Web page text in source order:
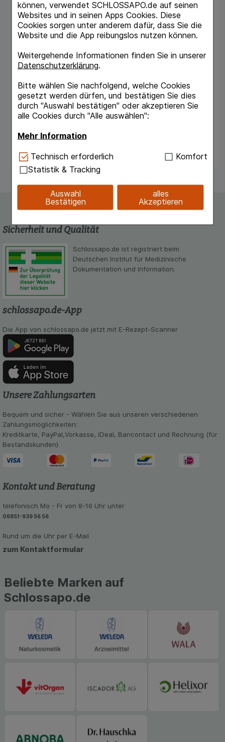
können, verwendet SCHLOSSAPO.de auf seinen
Websites und in seinen Apps Cookies. Diese
Cookies sorgen unter anderem dafür, dass Sie die
Website und die App reibungslos nutzen können.
Weitergehende Informationen finden Sie in unserer
Datenschutzerklärung.
Bitte wählen Sie nachfolgend, welche Cookies
gesetzt werden dürfen, und bestätigen Sie dies
durch "Auswahl bestätigen" oder akzeptieren Sie
alle Cookies durch "Alle auswählen":
Mehr Information
Technisch Notwendig:Hierbei handelt es sich um
Cookies, die für die Grundfunktionen unserer
Website notwendig sind (z.B. Navigation,
Warenkorb, Kundenkonto), weshalb auf diese nicht
verzichtet werden kann.
Einkaufserlebnis noch ansprechender zu gestalten,
beispielsweise für die Wiedererkennung des
Besuchers oder unsere Seite an bevorzugte
Verhaltensweisen (z.B. Spracheinstellung)
anzupassen. Komfort-Cookies ermöglichen es uns
auch auf Ihre Bedürfnisse zugeschrittene Inhalte
anzuzeigen und unser Partnerprogramm zu
betreiben.
Statistik & Tracking:
Informationen über die Art und Weise der Nutzung
unserer Website sammeln, mit deren Hilfe wir
unsere Website weiter für Sie optimieren können,
den Inhalt auf unserer Website aber auch die
Werbung auf Drittseiten möglichst relevant für Sie
zu gestalten. Bitte beachten Sie, dass Daten
hierfür teilweise an Dritte wie z.B. Google oder
soziale Medien übertragen werden.
Technisch erforderlich
Komfort
Statistik & Tracking
Auswahl
Bestätigen
alles
Akzeptieren
Soweit nicht anders verordnet, Erwachsene
und Kinder ab 12 Jahre 1- bis 3-mal
wöchentlich bis 1-mal täglich 1 ml subcutan
injizieren. Dauer der Anwendung Die
Behandlung einer akuten Erkrankung sollte nach
2 Wochen abgeschlossen sein. Tritt innerhalb
dieser Zeit keine Besserung ein, ist ein Arzt
aufzusuchen. Die Behandlung von chronischen
Krankheiten erfordert eine Absprache mit dem
Arzt.
Nebenwirkungen
Milchprotein und kann deshalb allergische
Sicherheit und Qualität
Schlossapo.de ist registriert beim
Deutschen Institut für Medizinische
Dokumentation und Information.
schlossapo.de-App
Die App von schlossapo.de jetzt mit E-Rezept-Scanner
Unsere Zahlungsarten
Bequem und sicher - Wählen Sie aus unseren verschiedenen
Zahlungsmöglichkeiten:
Kreditkarte, PayPal,Vorkasse, iDeal, Bancontact und Rechnung (für
Bestandskunden)
Kontakt und Beratung
telefonisch Mo - Fr von 8-16 Uhr unter
06851-939 56 56
Rund um die Uhr per E-Mail
zum Kontaktformular
Beliebte Marken auf
Schlossapo.de